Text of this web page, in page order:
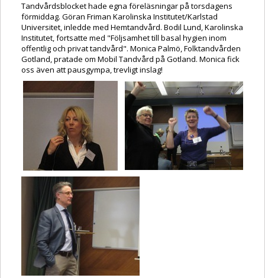
Tandvårdsblocket hade egna föreläsningar på torsdagens
förmiddag. Göran Friman Karolinska Institutet/Karlstad
Universitet, inledde med Hemtandvård. Bodil Lund, Karolinska
Institutet, fortsatte med "Följsamhet till basal hygien inom
offentlig och privat tandvård". Monica Palmö, Folktandvården
Gotland, pratade om Mobil Tandvård på Gotland. Monica fick
oss även att pausgympa, trevligt inslag!